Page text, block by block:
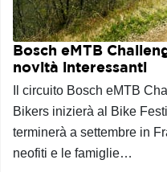
Bosch eMTB
novità interessanti
Il circuito Bosch eMTB
Bikers inizierà al Bike
terminerà a settembre in
neofiti e le famiglie…